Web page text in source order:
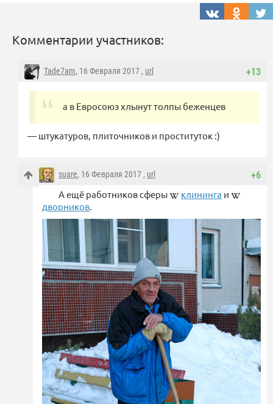
Комментарии участников:
+13
Tade7am, 16 Февраля 2017 , url
а в Евросоюз хлынут толпы беженцев
— штукатуров, плиточников и проституток :)
+6
suare, 16 Февраля 2017 , url
А ещё работников сферы клининга и
дворников.